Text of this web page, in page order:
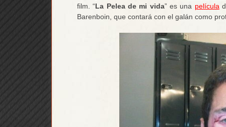
film. “La Pelea de mi vida” es una película
Barenboin, que contará con el galán como